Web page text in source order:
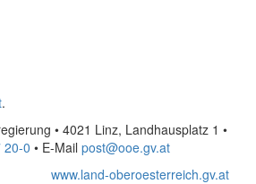
.
• 4021 Linz, Landhausplatz 1 •
20-0 • E-Mail post@ooe.gv.at
www.land-oberoesterreich.gv.at